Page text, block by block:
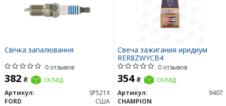
Свічка запалювання
0 отзывов
382 ₴ склад
Артикул:
SP521X
FORD
США
Свеча зажигания иридиум
RER8ZWYCB4
0 отзывов
354 ₴ склад
Артикул:
9407
CHAMPION